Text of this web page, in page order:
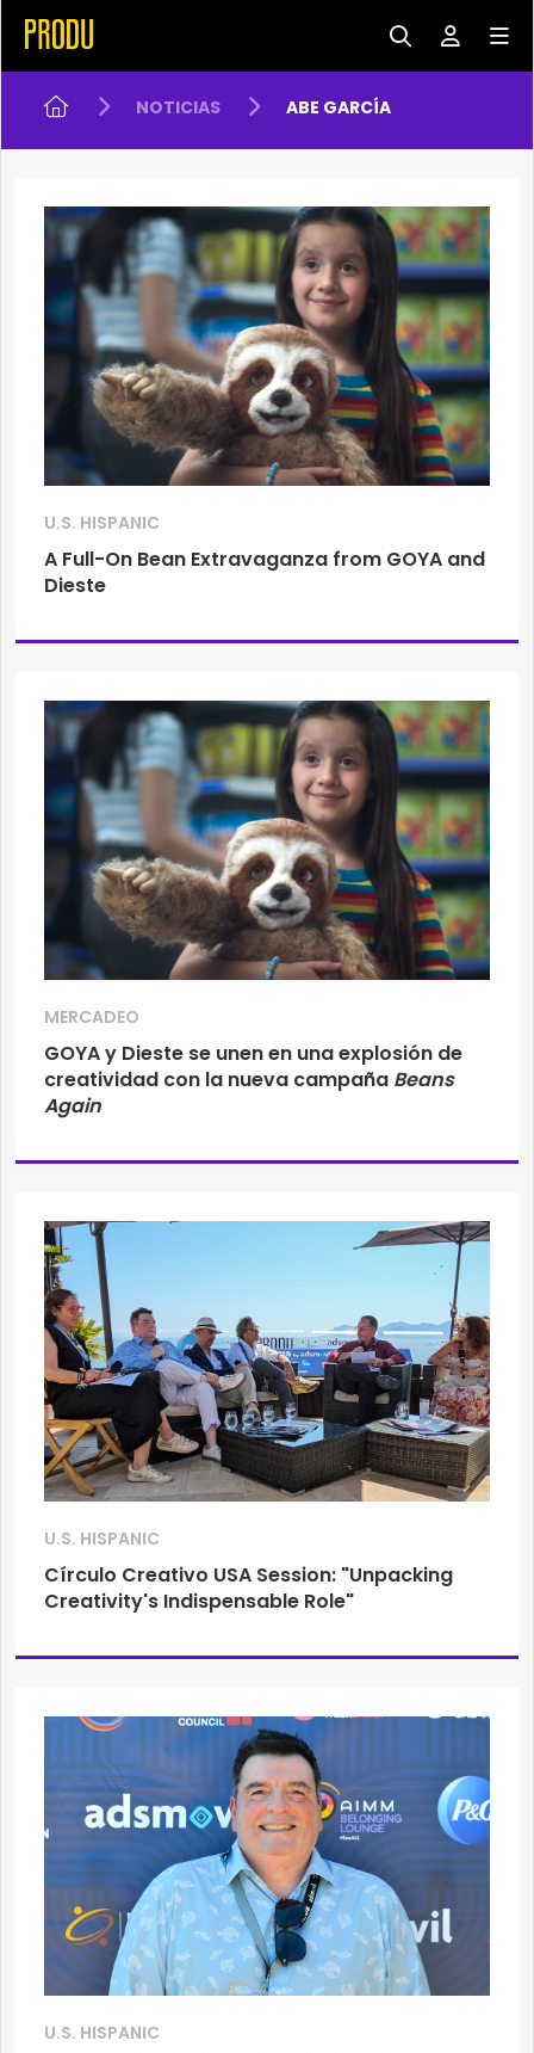
NOTICIAS ABE GARCÍA
U.S. HISPANIC
A Full-On Bean Extravaganza from GOYA and
Dieste
MERCADEO
GOYA y Dieste se unen en una explosión de
creatividad con la nueva campaña Beans
Again
U.S. HISPANIC
Círculo Creativo USA Session: "Unpacking
Creativity's Indispensable Role"
U.S. HISPANIC